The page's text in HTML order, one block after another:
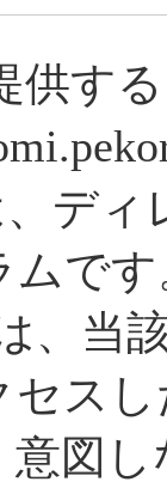
供す
、デ
ムです
、当
セス
意図